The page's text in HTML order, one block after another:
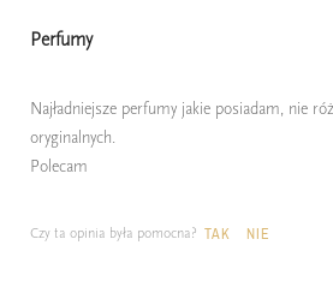
Perfumy
Najładniejsze perfumy jakie posiadam, nie
oryginalnych.
Polecam
Czy ta opinia była pomocna? TAK NIE